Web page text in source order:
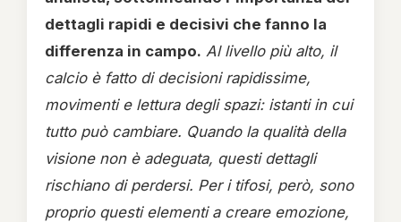
dettagli rapidi e decisivi che fanno la
differenza in campo. Al livello più alto, il
calcio è fatto di decisioni rapidissime,
movimenti e lettura degli spazi: istanti in cui
tutto può cambiare. Quando la qualità della
visione non è adeguata, questi dettagli
rischiano di perdersi. Per i tifosi, però, sono
proprio questi elementi a creare emozione,